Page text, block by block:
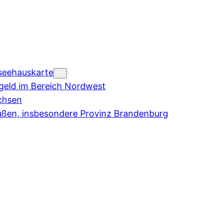
im Bereich Nordwest
insbesondere Provinz Brandenburg